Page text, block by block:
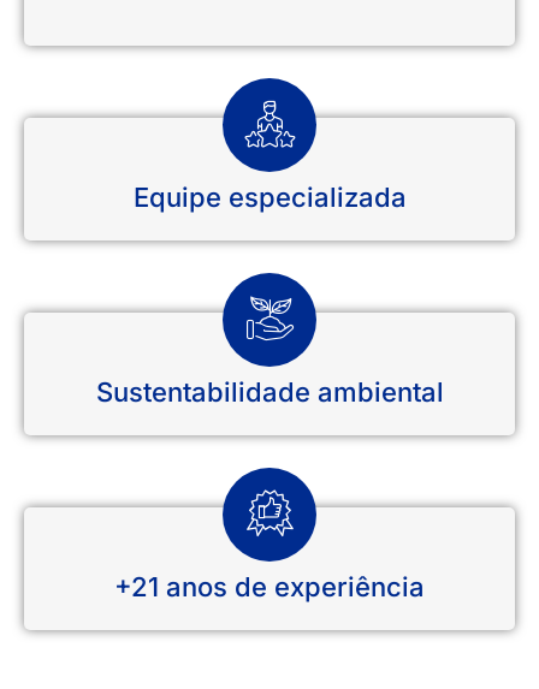
Equipe especializada
Sustentabilidade ambiental
+21 anos de experiência